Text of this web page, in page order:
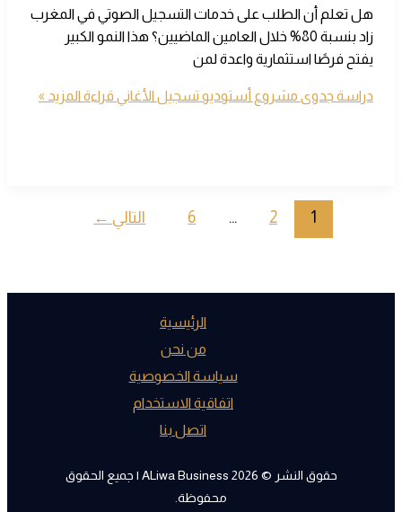
هل تعلم أن الطلب على خدمات التسجيل الصوتي في المغرب
زاد بنسبة 80% خلال العامين الماضيين؟ هذا النمو الكبير
يفتح فرصًا استثمارية واعدة لمن
دراسة جدوى مشروع أستوديو تسجيل الأغاني قراءة المزيد »
1
2
…
6 التالي ←
الرئيسية
من نحن
سياسة الخصوصية
اتفاقية الاستخدام
اتصل بنا
حقوق النشر © 2026 ALiwa Business | جميع الحقوق
محفوظة.